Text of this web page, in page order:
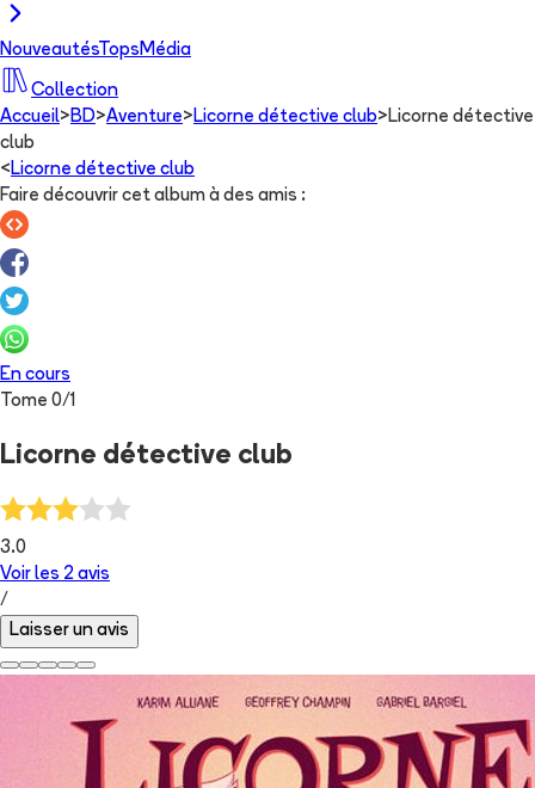
NouveautésTops Média
Collection
Accueil> BD>Aventure> Licorne détective club> Licorne détective
club
< Licorne détective club
Faire découvrir cet album à des amis :
En cours
Tome 0/1
Licorne détective club
3.0
Voir les 2 avis
/
Laisser un avis